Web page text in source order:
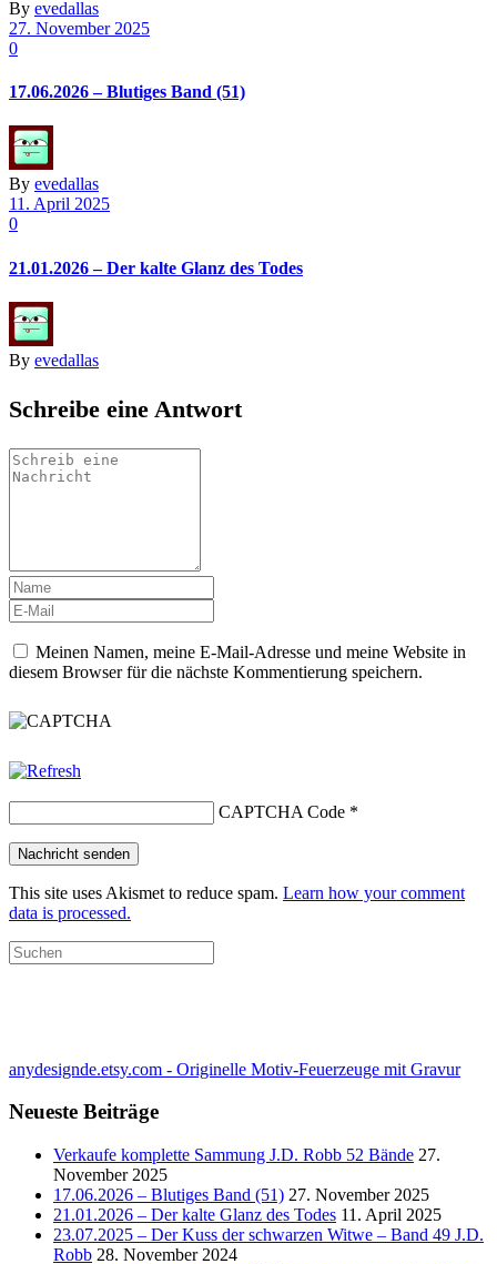
By evedallas
27. November 2025
0
17.06.2026 – Blutiges Band (51)
By evedallas
11. April 2025
0
21.01.2026 – Der kalte Glanz des Todes
By evedallas
Schreibe eine Antwort
Meinen Namen, meine E-Mail-Adresse und meine Website in
diesem Browser für die nächste Kommentierung speichern.
CAPTCHA Code *
This site uses Akismet to reduce spam. Learn how your comment
data is processed.
anydesignde.etsy.com - Originelle Motiv-Feuerzeuge mit Gravur
Neueste Beiträge
Verkaufe komplette Sammung J.D. Robb 52 Bände 27.
November 2025
17.06.2026 – Blutiges Band (51) 27. November 2025
21.01.2026 – Der kalte Glanz des Todes 11. April 2025
23.07.2025 – Der Kuss der schwarzen Witwe – Band 49 J.D.
Robb 28. November 2024